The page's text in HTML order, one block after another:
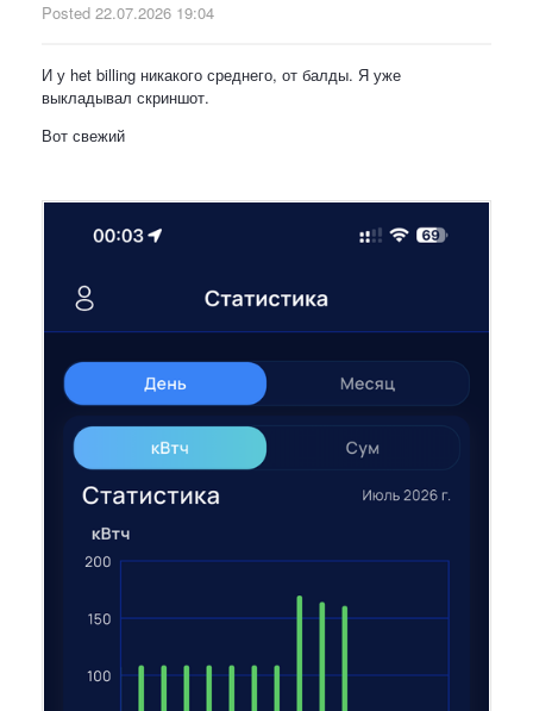
Posted 22.07.2026 19:04
И у het billing никакого среднего, от балды. Я уже
выкладывал скриншот.
Вот свежий